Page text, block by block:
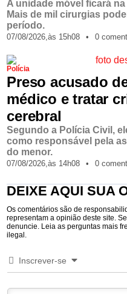
A unidade móvel ficará
Mais de mil cirurgias
período.
07/08/2026,às 15h08 • 0
Polícia
Preso acusado
médico e tratar
cerebral
Segundo a Polícia Civil,
como responsável pela
do menor.
07/08/2026,às 14h08 • 0
DEIXE AQUI SUA
Os comentários são de
representam a opinião deste site.
denuncie. Leia as perguntas mais
ilegal.
Inscrever-se